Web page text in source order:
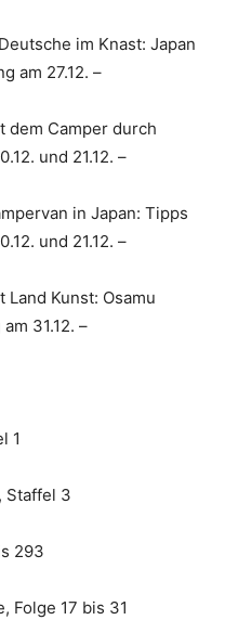
im Knast: Japan
am 27.12. –
dem Camper durch
und 21.12. –
in Japan: Tipps
und 21.12. –
Land Kunst: Osamu
31.12. –
1
Staffel 3
293
Folge 17 bis 31